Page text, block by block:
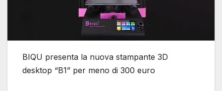
BIQU presenta la nuova stampante 3D
desktop “B1” per meno di 300 euro